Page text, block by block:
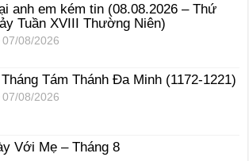
anh em kém tin (08.08.2026 – Thứ
Tuần XVIII Thường Niên)
07/08/2026
Tám Thánh Ða Minh (1172-1221)
07/08/2026
Với Mẹ – Tháng 8